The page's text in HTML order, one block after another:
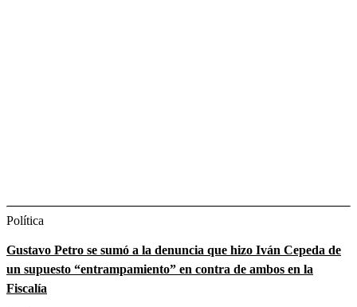
Política
Gustavo Petro se sumó a la denuncia que hizo Iván Cepeda de
un supuesto “entrampamiento” en contra de ambos en la
Fiscalía